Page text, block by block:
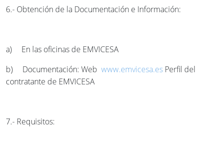
6.- Obtención de la Documentación e Información:
a) En las oficinas de EMVICESA
b) Documentación: Web www.emvicesa.es Perfil del
contratante de EMVICESA
7.- Requisitos: